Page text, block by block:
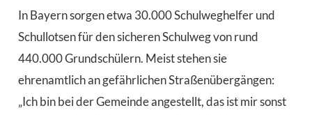
In Bayern sorgen etwa 30.000 Schulweghelfer und
Schullotsen für den sicheren Schulweg von rund
440.000 Grundschülern. Meist stehen sie
ehrenamtlich an gefährlichen Straßenübergängen:
„Ich bin bei der Gemeinde angestellt, das ist mir sonst